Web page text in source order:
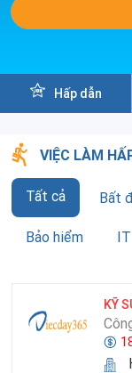
VIỆC LÀM
Tất cả Bất
Bảo hiểm IT
KỸ